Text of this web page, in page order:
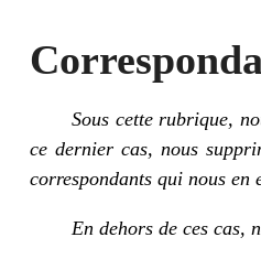
Sous cette rubrique,
ce dernier cas, nous
correspondants qui nous en
En dehors de ces cas,